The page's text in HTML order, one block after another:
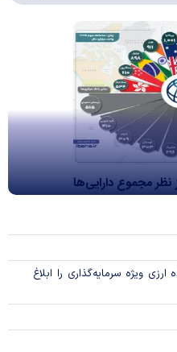
مجموع دارایی‌ها
ویژه سرمایه‌گذاری را ابلاغ